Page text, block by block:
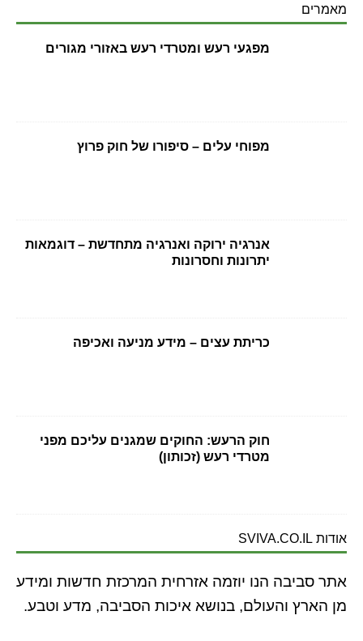
מאמרים
מפגעי רעש ומטרדי רעש באזורי מגורים
מפוחי עלים – סיפורו של חוק פרוץ
אנרגיה ירוקה ואנרגיה מתחדשת – דוגמאות
יתרונות וחסרונות
כריתת עצים – מידע מניעה ואכיפה
חוק הרעש: החוקים שמגנים עליכם מפני
מטרדי רעש (זכותון)
אודות SVIVA.CO.IL
אתר סביבה הנו יוזמה אזרחית המרכזת חדשות ומידע
מן הארץ והעולם, בנושא איכות הסביבה, מדע וטבע.